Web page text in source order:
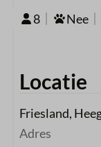
8 Nee
Locatie
Friesland,
Adres